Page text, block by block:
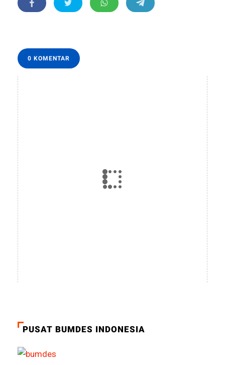
0 KOMENTAR
PUSAT BUMDES INDONESIA